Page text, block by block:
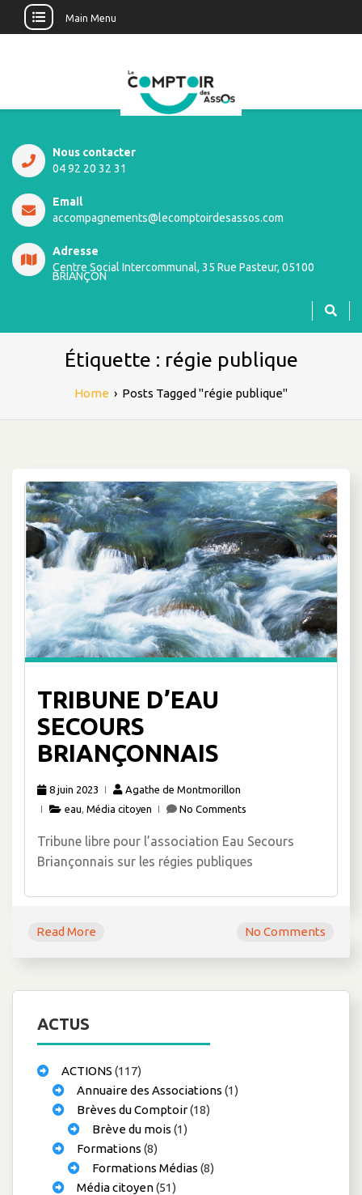
Main Menu
Nous contacter
04 92 20 32 31
Email
accompagnements@lecomptoirdesassos.com
Adresse
Centre Social Intercommunal, 35 Rue Pasteur, 05100
BRIANÇON
Étiquette : régie publique
Home › Posts Tagged "régie publique"
TRIBUNE D’EAU
SECOURS
BRIANÇONNAIS
8 juin 2023
Agathe de Montmorillon
eau, Média citoyen No Comments
Tribune libre pour l’association Eau Secours
Briançonnais sur les régies publiques
Read More No Comments
ACTUS
ACTIONS (117)
Annuaire des Associations (1)
Brèves du Comptoir(18)
Brève du mois (1)
Formations (8)
Formations Médias (8)
Média citoyen(51)